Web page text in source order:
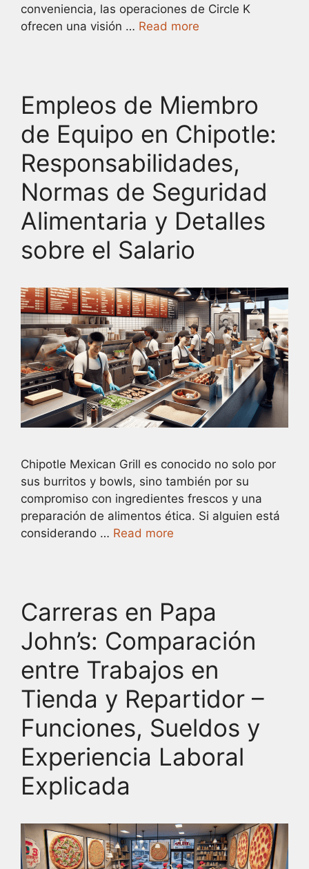
conveniencia, las operaciones de Circle K
ofrecen una visión … Read more
Empleos de Miembro
de Equipo en Chipotle:
Responsabilidades,
Normas de Seguridad
Alimentaria y Detalles
sobre el Salario
Chipotle Mexican Grill es conocido no solo por
sus burritos y bowls, sino también por su
compromiso con ingredientes frescos y una
preparación de alimentos ética. Si alguien está
considerando … Read more
Carreras en Papa
John’s: Comparación
entre Trabajos en
Tienda y Repartidor –
Funciones, Sueldos y
Experiencia Laboral
Explicada